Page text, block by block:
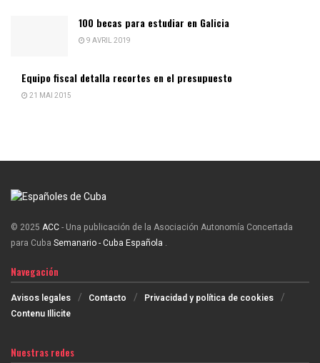
100 becas para estudiar en Galicia
9 AVRIL 2019
Equipo fiscal detalla recortes en el presupuesto
21 MAI 2015
© 2025 ACC- Una publicación de la Asociación Autonomía Concertada
para Cuba Semanario - Cuba Española .
Navegación
Avisos legales Contacto
Privacidad y política de cookies
Contenu Illicite
Nuestras redes